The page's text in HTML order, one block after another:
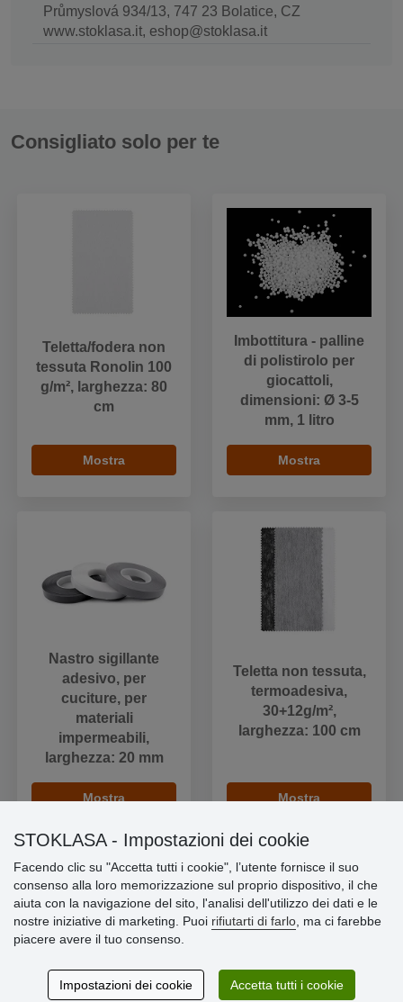
Průmyslová 934/13, 747 23 Bolatice, CZ
www.stoklasa.it, eshop@stoklasa.it
Consigliato solo per te
Teletta/fodera non
tessuta Ronolin 100
g/m², larghezza: 80
cm
Mostra
Imbottitura - palline
di polistirolo per
giocattoli,
dimensioni: Ø 3-5
mm, 1 litro
Mostra
Nastro sigillante
adesivo, per
cuciture, per
materiali
impermeabili,
larghezza: 20 mm
Mostra
Teletta non tessuta,
termoadesiva,
30+12g/m²,
larghezza: 100 cm
Mostra
Informazioni importanti
» Impostazioni dei cookie
» Informativa sulla Privacy
STOKLASA - Impostazioni dei cookie
Facendo clic su "Accetta tutti i cookie", l’utente fornisce il suo
consenso alla loro memorizzazione sul proprio dispositivo, il che
aiuta con la navigazione del sito, l'analisi dell'utilizzo dei dati e le
nostre iniziative di marketing. Puoi rifiutarti di farlo , ma ci farebbe
piacere avere il tuo consenso.
Impostazioni dei cookie Accetta tutti i cookie